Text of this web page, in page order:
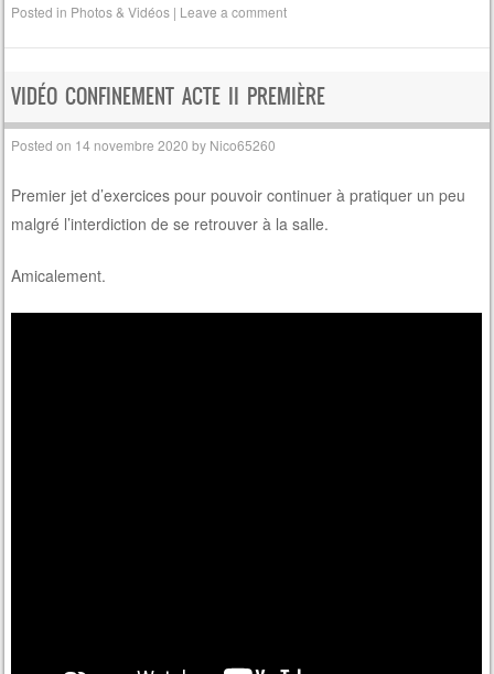
Posted in Photos & Vidéos | Leave a comment
VIDÉO CONFINEMENT ACTE II PREMIÈRE
Posted on 14 novembre 2020 by Nico65260
Premier jet d’exercices pour pouvoir continuer à pratiquer un peu
malgré l’interdiction de se retrouver à la salle.
Amicalement.